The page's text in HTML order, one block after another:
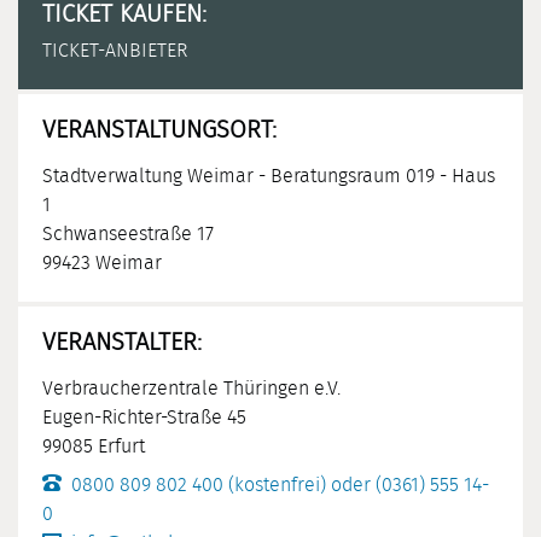
TICKET KAUFEN:
TICKET-ANBIETER
VERANSTALTUNGSORT:
Stadtverwaltung Weimar - Beratungsraum 019 - Haus
1
Schwanseestraße 17
99423 Weimar
VERANSTALTER:
Verbraucherzentrale Thüringen e.V.
Eugen-Richter-Straße 45
99085 Erfurt
0800 809 802 400 (kostenfrei) oder (0361) 555 14-
0